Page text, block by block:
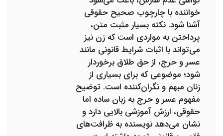
خواننده با چارچوب صحیح حقوقی
آشنا شود. نکته بسیار مثبت متن،
پرداختن به مواردی است که زن نیز
می‌تواند با اثبات شرایط قانونی مانند
عسر و حرج، از حق طلاق برخوردار
شود؛ موضوعی که برای بسیاری از
زنان مبهم و نگران‌کننده است. توضیح
مفهوم عسر و حرج به زبان ساده اما
حقوقی، ارزش آموزشی بالایی دارد و
نشان می‌دهد نویسنده به ظرافت‌های